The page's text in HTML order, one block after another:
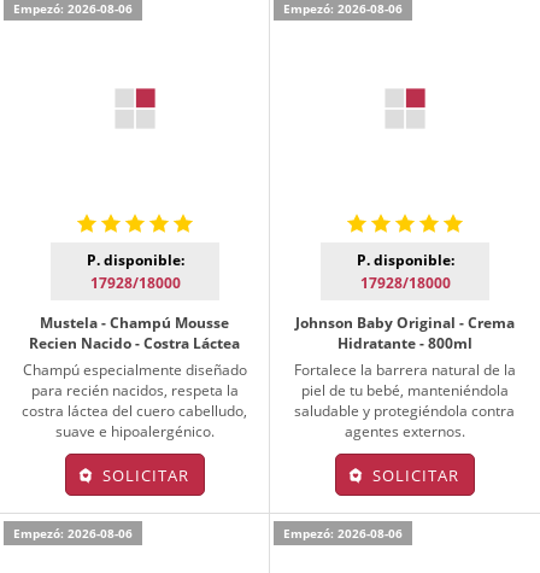
Empezó: 2026-08-06
P. disponible:
17928/18000
Mustela - Champú Mousse
Recien Nacido - Costra Láctea
Champú especialmente diseñado
para recién nacidos, respeta la
costra láctea del cuero cabelludo,
suave e hipoalergénico.
SOLICITAR
Empezó: 2026-08-06
P. disponible:
17928/18000
Johnson Baby Original - Crema
Hidratante - 800ml
Fortalece la barrera natural de la
piel de tu bebé, manteniéndola
saludable y protegiéndola contra
agentes externos.
SOLICITAR
Empezó: 2026-08-06 Empezó: 2026-08-06